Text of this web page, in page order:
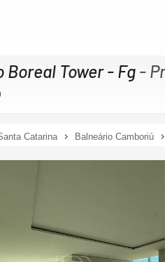
Tower - Fg -
Catarina Balneário Camboriú